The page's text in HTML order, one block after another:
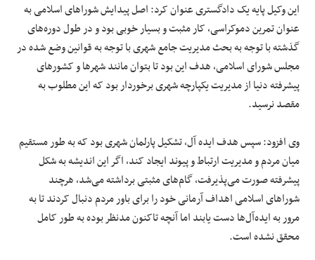
این وکیل پایه یک دادگستری عنوان کرد: اصل پیدایش شوراهای اسلامی به
عنوان تمرین دموکراسی، کار مثبت و بسیار ‌خوبی بود و در طول دوره‌های
گذشته با توجه به بحث مدیریت جامع شهری با توجه به قوانین وضع شده در
مجلس شورای ‌اسلامی، هدف این بود تا بتوان مانند شهرها و کشورهای
پیشرفته دنیا از مدیریت یکپارچه شهری برخوردار بود که این ‌مطلوب به
مقصد نرسید.
وی افزود: سپس هدف ایده آل، تشکیل پارلمان شهری بود که به طور مستقیم
میان مردم و مدیریت ارتباط و پیوند ایجاد کند، ‌اگر این اندیشه به شکل
پیشرفته صورت می‌پذیرفت، گام‌های مثبتی برداشته می‌شد، هرچند
شوراهای اسلامی اهداف آرمانی ‌خود را برای باور مردم دنبال کردند تا به
مرور به ایده‌آل‌ها دست یابند اما آنچه تاکنون مدنظر بوده به طور کامل
محقق ‌نشده است.